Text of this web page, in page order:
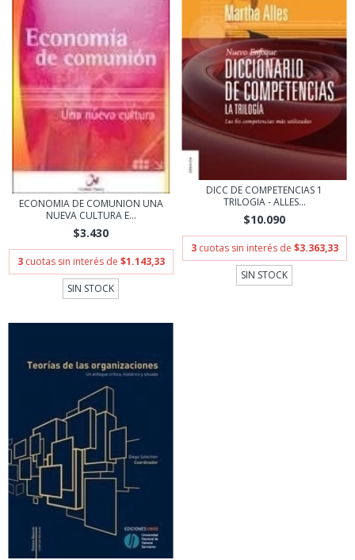
ECONOMIA DE COMUNION UNA
NUEVA CULTURA E...
$3.430
3 cuotas sin interés de $1.143,33
SIN STOCK
DICC DE COMPETENCIAS 1
TRILOGIA - ALLES...
$10.090
3 cuotas sin interés de $3.363,33
SIN STOCK